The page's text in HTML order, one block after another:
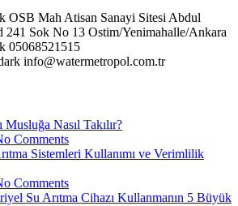
OSB Mah Atisan Sanayi Sitesi Abdul
241 Sok No 13 Ostim/Yenimahalle/Ankara
05068521515
info@watermetropol.com.tr
Musluğa Nasıl Takılır?
Comments
Sistemleri Kullanımı ve Verimlilik
Comments
Su Arıtma Cihazı Kullanmanın 5 Büyük